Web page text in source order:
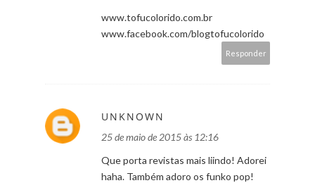
www.tofucolorido.com.br
www.facebook.com/blogtofucolorido
Responder
UNKNOWN
25 de maio de 2015 às 12:16
Que porta revistas mais liindo! Adorei
haha. Também adoro os funko pop!